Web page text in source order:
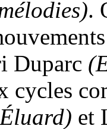
.
Duparc
cycles
et